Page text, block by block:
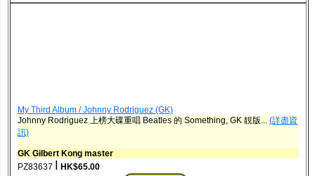
My Third Album / Johnny Rodriguez (GK)
Johnny Rodriguez 上榜大碟重唱 Beatles 的 Something, GK 靚版... (詳盡資
訊)
GK Gilbert Kong master
PZ83637
HK$65.00